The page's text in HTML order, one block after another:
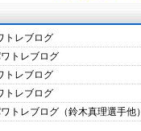
トレブログ
トレブログ
トレブログ
トレブログ
トレブログ（鈴木真理選手他）